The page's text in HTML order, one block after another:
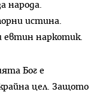
народа.
истина.
евтин наркотик.
Бог е
цел. Защото